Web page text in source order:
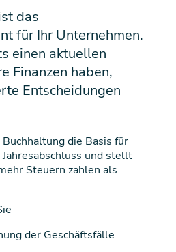
das
für Ihr Unternehmen.
einen aktuellen
Finanzen haben,
Entscheidungen
die Basis für
und stellt
Steuern zahlen als
der Geschäftsfälle